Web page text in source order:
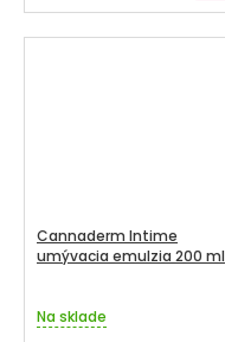
Cannaderm Intime
umývacia emulzia 200 ml
Na sklade